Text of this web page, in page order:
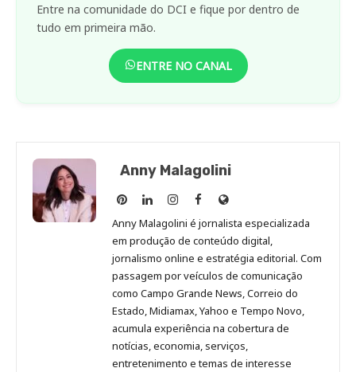
Entre na comunidade do DCI e fique por dentro de
tudo em primeira mão.
ENTRE NO CANAL
Anny Malagolini
Anny
Malagolini
no
Pinterest
Anny
Malagolini
no
LinkedIn
Anny
Malagolini
no
Instagram
Anny
Malagolini
no
Facebook
Site
de
Anny
Malagolini
Anny Malagolini é jornalista especializada
em produção de conteúdo digital,
jornalismo online e estratégia editorial. Com
passagem por veículos de comunicação
como Campo Grande News, Correio do
Estado, Midiamax, Yahoo e Tempo Novo,
acumula experiência na cobertura de
notícias, economia, serviços,
entretenimento e temas de interesse